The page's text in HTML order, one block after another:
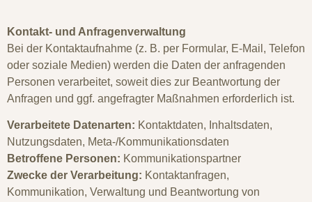
Kontakt- und Anfragenverwaltung
Bei der Kontaktaufnahme (z. B. per Formular, E-Mail, Telefon
oder soziale Medien) werden die Daten der anfragenden
Personen verarbeitet, soweit dies zur Beantwortung der
Anfragen und ggf. angefragter Maßnahmen erforderlich ist.
Verarbeitete Datenarten: Kontaktdaten, Inhaltsdaten,
Nutzungsdaten, Meta-/Kommunikationsdaten
Betroffene Personen: Kommunikationspartner
Zwecke der Verarbeitung: Kontaktanfragen,
Kommunikation, Verwaltung und Beantwortung von